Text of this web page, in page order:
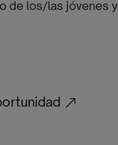
de los/las jóvenes